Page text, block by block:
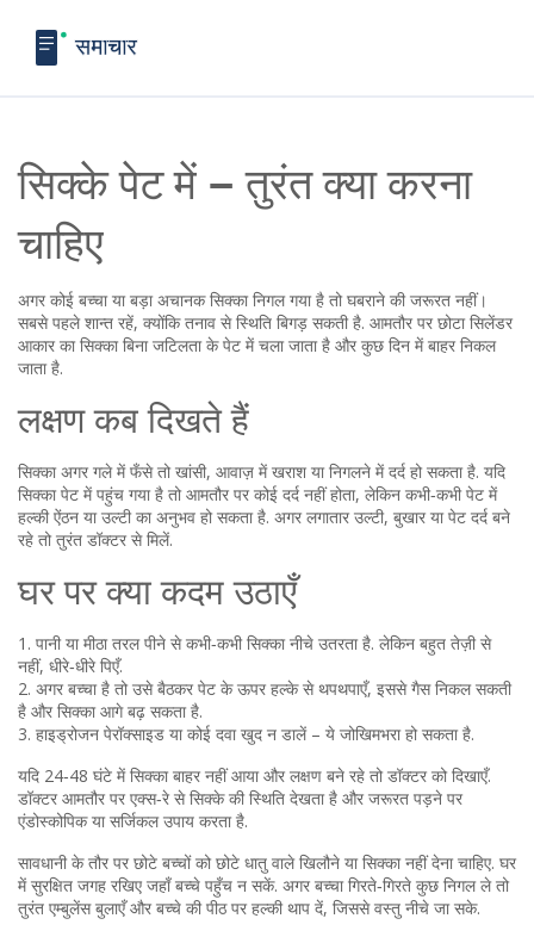
सिक्के पेट में – तुरंत क्या करना
चाहिए
अगर कोई बच्चा या बड़ा अचानक सिक्का निगल गया है तो घबराने की जरूरत नहीं।
सबसे पहले शान्त रहें, क्योंकि तनाव से स्थिति बिगड़ सकती है. आमतौर पर छोटा सिलेंडर
आकार का सिक्का बिना जटिलता के पेट में चला जाता है और कुछ दिन में बाहर निकल
जाता है.
लक्षण कब दिखते हैं
सिक्का अगर गले में फँसे तो खांसी, आवाज़ में खराश या निगलने में दर्द हो सकता है. यदि
सिक्का पेट में पहुंच गया है तो आमतौर पर कोई दर्द नहीं होता, लेकिन कभी‑कभी पेट में
हल्की ऐंठन या उल्टी का अनुभव हो सकता है. अगर लगातार उल्टी, बुखार या पेट दर्द बने
रहे तो तुरंत डॉक्टर से मिलें.
घर पर क्या कदम उठाएँ
1. पानी या मीठा तरल पीने से कभी‑कभी सिक्का नीचे उतरता है. लेकिन बहुत तेज़ी से
नहीं, धीरे‑धीरे पिएँ.
2. अगर बच्चा है तो उसे बैठकर पेट के ऊपर हल्के से थपथपाएँ, इससे गैस निकल सकती
है और सिक्का आगे बढ़ सकता है.
3. हाइड्रोजन पेरॉक्साइड या कोई दवा खुद न डालें – ये जोखिमभरा हो सकता है.
यदि 24‑48 घंटे में सिक्का बाहर नहीं आया और लक्षण बने रहे तो डॉक्टर को दिखाएँ.
डॉक्टर आमतौर पर एक्स‑रे से सिक्के की स्थिति देखता है और जरूरत पड़ने पर
एंडोस्कोपिक या सर्जिकल उपाय करता है.
सावधानी के तौर पर छोटे बच्चों को छोटे धातु वाले खिलौने या सिक्का नहीं देना चाहिए. घर
में सुरक्षित जगह रखिए जहाँ बच्चे पहुँच न सकें. अगर बच्चा गिरते‑गिरते कुछ निगल ले तो
तुरंत एम्बुलेंस बुलाएँ और बच्चे की पीठ पर हल्की थाप दें, जिससे वस्तु नीचे जा सके.